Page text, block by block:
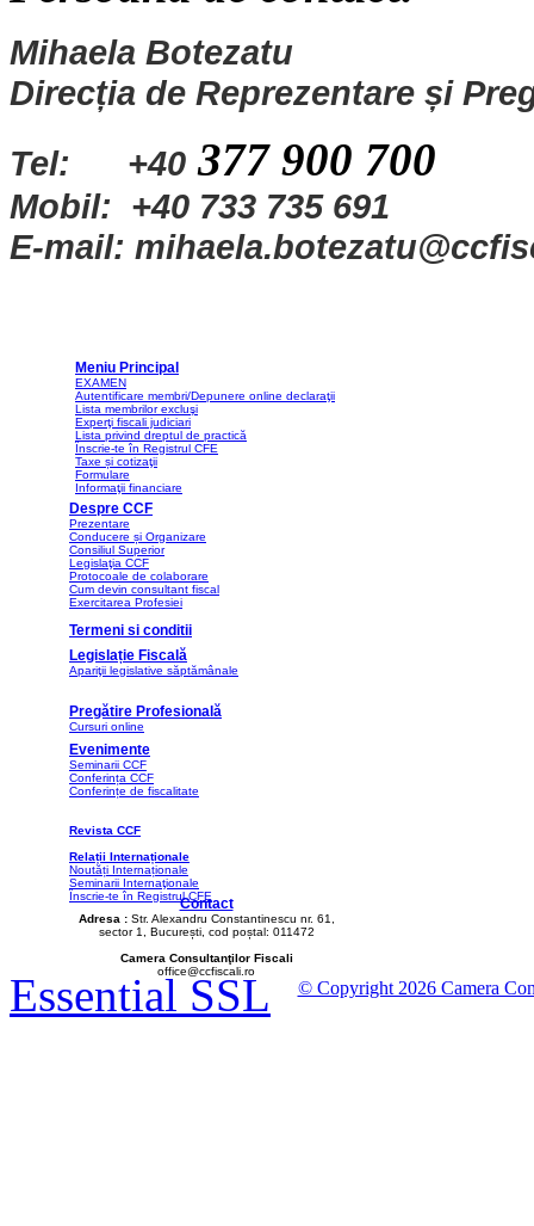
Mihaela Botezatu
Direcția de Reprezentare și
Tel: +40 377 900 700
Mobil: +40 733 735 691
E-mail:
Meniu Principal
EXAMEN
Autentificare membri/Depunere online declaraţii
Lista membrilor excluşi
Experţi fiscali judiciari
Lista privind dreptul de practică
Înscrie-te în Registrul CFE
Taxe și cotizaţii
Formulare
Informaţii financiare
Despre CCF
Prezentare
Conducere și Organizare
Consiliul Superior
Legislaţia CCF
Protocoale de colaborare
Cum devin consultant fiscal
Exercitarea Profesiei
Termeni si conditii
Legislație Fiscală
Apariţii legislative săptămânale
Pregătire Profesională
Cursuri online
Evenimente
Seminarii CCF
Conferința CCF
Conferințe de fiscalitate
Revista CCF
Relații Internaționale
Noutăți Internaționale
Seminarii Internaţionale
Înscrie-te în Registrul CFE
Contact
Adresa : Str. Alexandru Constantinescu nr. 61,
sector 1, București, cod poștal: 011472
Camera Consultanţilor Fiscali
office@ccfiscali.ro
© Copyright 2026 Camera
Essential SSL